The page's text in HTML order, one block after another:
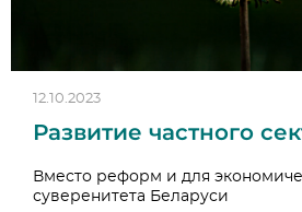
12.10.2023
Развитие частного
Вместо реформ и для
суверенитета Беларуси